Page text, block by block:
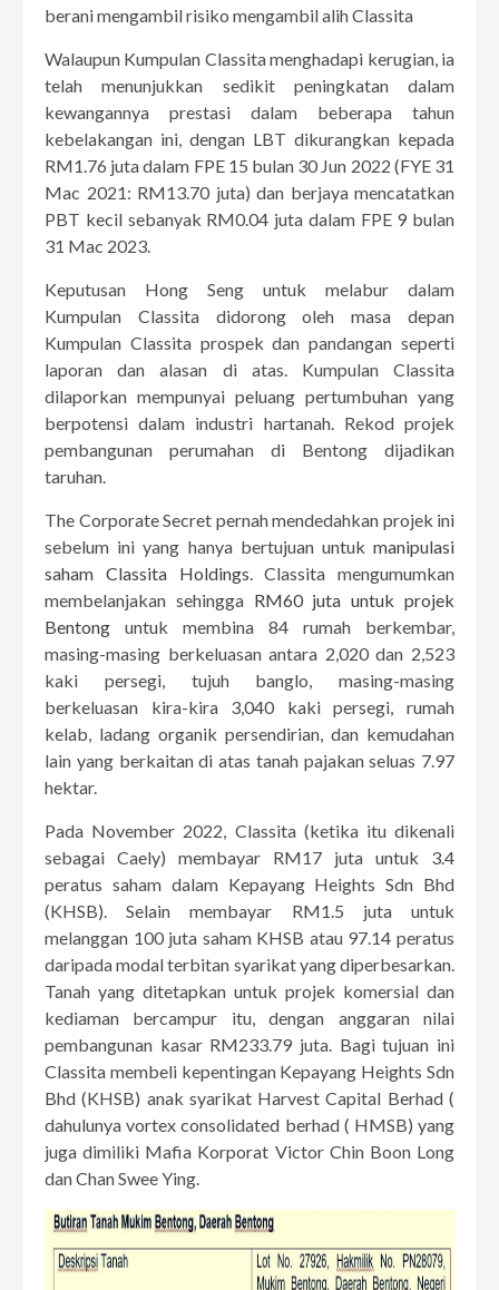
berani mengambil risiko mengambil alih Classita
Walaupun Kumpulan Classita menghadapi kerugian, ia
telah menunjukkan sedikit peningkatan dalam
kewangannya prestasi dalam beberapa tahun
kebelakangan ini, dengan LBT dikurangkan kepada
RM1.76 juta dalam FPE 15 bulan 30 Jun 2022 (FYE 31
Mac 2021: RM13.70 juta) dan berjaya mencatatkan
PBT kecil sebanyak RM0.04 juta dalam FPE 9 bulan
31 Mac 2023.
Keputusan Hong Seng untuk melabur dalam
Kumpulan Classita didorong oleh masa depan
Kumpulan Classita prospek dan pandangan seperti
laporan dan alasan di atas. Kumpulan Classita
dilaporkan mempunyai peluang pertumbuhan yang
berpotensi dalam industri hartanah. Rekod projek
pembangunan perumahan di Bentong dijadikan
taruhan.
The Corporate Secret pernah mendedahkan projek ini
sebelum ini yang hanya bertujuan untuk manipulasi
saham Classita Holdings . Classita mengumumkan
membelanjakan sehingga RM60 juta untuk projek
Bentong untuk membina 84 rumah berkembar,
masing-masing berkeluasan antara 2,020 dan 2,523
kaki persegi, tujuh banglo, masing-masing
berkeluasan kira-kira 3,040 kaki persegi, rumah
kelab, ladang organik persendirian, dan kemudahan
lain yang berkaitan di atas tanah pajakan seluas 7.97
hektar.
Pada November 2022, Classita (ketika itu dikenali
sebagai Caely) membayar RM17 juta untuk 3.4
peratus saham dalam Kepayang Heights Sdn Bhd
(KHSB). Selain membayar RM1.5 juta untuk
melanggan 100 juta saham KHSB atau 97.14 peratus
daripada modal terbitan syarikat yang diperbesarkan.
Tanah yang ditetapkan untuk projek komersial dan
kediaman bercampur itu, dengan anggaran nilai
pembangunan kasar RM233.79 juta. Bagi tujuan ini
Classita membeli kepentingan Kepayang Heights Sdn
Bhd (KHSB) anak syarikat Harvest Capital Berhad (
dahulunya vortex consolidated berhad ( HMSB) yang
juga dimiliki Mafia Korporat Victor Chin Boon Long
dan Chan Swee Ying.